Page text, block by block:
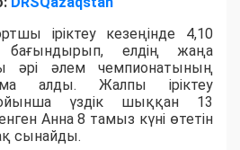
іріктеу кезеңінде 4,10
бағындырып, елдің жаңа
әрі әлем чемпионатының
алды. Жалпы іріктеу
үздік шыққан 13
Анна 8 тамыз күні өтетін
сынайды.